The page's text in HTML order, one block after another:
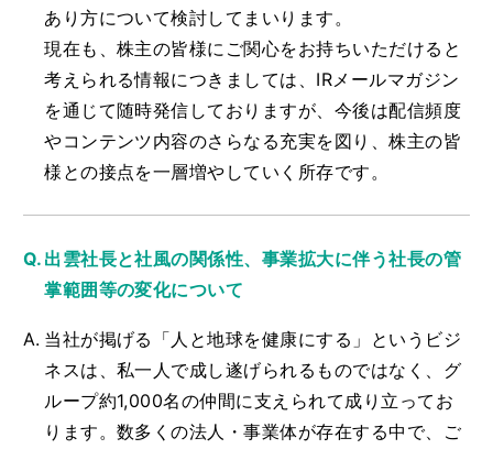
あり方について検討してまいります。
現在も、株主の皆様にご関心をお持ちいただけると
考えられる情報につきましては、IRメールマガジン
を通じて随時発信しておりますが、今後は配信頻度
やコンテンツ内容のさらなる充実を図り、株主の皆
様との接点を一層増やしていく所存です。
出雲社長と社風の関係性、事業拡大に伴う社長の管
掌範囲等の変化について
当社が掲げる「人と地球を健康にする」というビジ
ネスは、私一人で成し遂げられるものではなく、グ
ループ約1,000名の仲間に支えられて成り立ってお
ります。数多くの法人・事業体が存在する中で、ご